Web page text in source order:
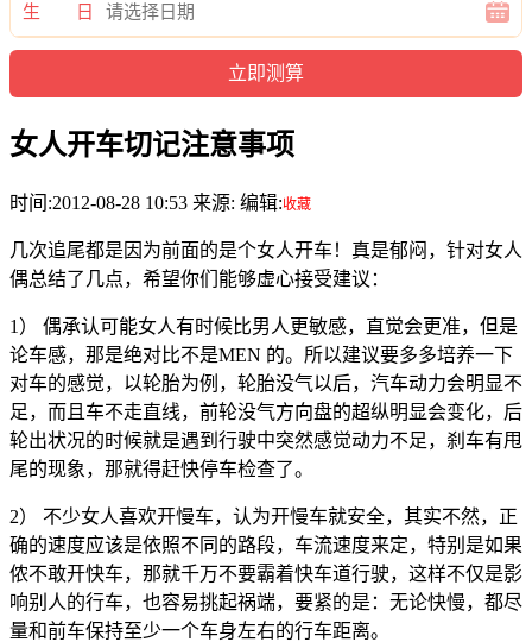
生 日
女人开车切记注意事项
时间:2012-08-28 10:53 来源: 编辑:收藏
几次追尾都是因为前面的是个女人开车！真是郁闷，针对女人
偶总结了几点，希望你们能够虚心接受建议：
1） 偶承认可能女人有时候比男人更敏感，直觉会更准，但是
论车感，那是绝对比不是MEN 的。所以建议要多多培养一下
对车的感觉，以轮胎为例，轮胎没气以后，汽车动力会明显不
足，而且车不走直线，前轮没气方向盘的超纵明显会变化，后
轮出状况的时候就是遇到行驶中突然感觉动力不足，刹车有甩
尾的现象，那就得赶快停车检查了。
2） 不少女人喜欢开慢车，认为开慢车就安全，其实不然，正
确的速度应该是依照不同的路段，车流速度来定，特别是如果
侬不敢开快车，那就千万不要霸着快车道行驶，这样不仅是影
响别人的行车，也容易挑起祸端，要紧的是：无论快慢，都尽
量和前车保持至少一个车身左右的行车距离。